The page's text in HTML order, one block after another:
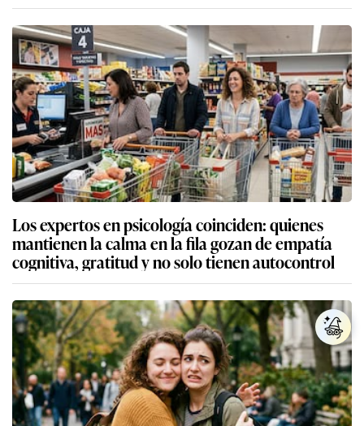
Los expertos en psicología coinciden: quienes
mantienen la calma en la fila gozan de empatía
cognitiva, gratitud y no solo tienen autocontrol